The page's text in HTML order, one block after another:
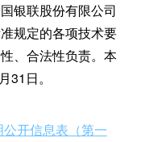
银联股份有限公司
规定的各项技术要
、合法性负责。本
31日。
开信息表（第一